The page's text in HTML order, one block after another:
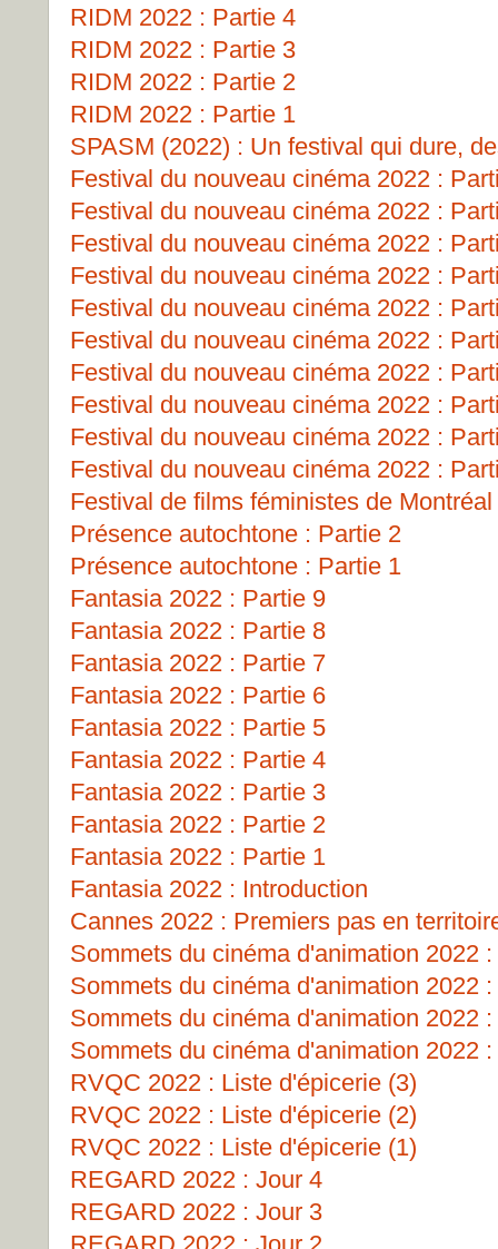
RIDM 2022 : Partie 4
RIDM 2022 : Partie 3
RIDM 2022 : Partie 2
RIDM 2022 : Partie 1
SPASM (2022) : Un festival qui dure,
Festival du nouveau cinéma 2022 :
Festival du nouveau cinéma 2022 :
Festival du nouveau cinéma 2022 :
Festival du nouveau cinéma 2022 :
Festival du nouveau cinéma 2022 :
Festival du nouveau cinéma 2022 :
Festival du nouveau cinéma 2022 :
Festival du nouveau cinéma 2022 :
Festival du nouveau cinéma 2022 :
Festival du nouveau cinéma 2022 :
Festival de films féministes de
Présence autochtone : Partie 2
Présence autochtone : Partie 1
Fantasia 2022 : Partie 9
Fantasia 2022 : Partie 8
Fantasia 2022 : Partie 7
Fantasia 2022 : Partie 6
Fantasia 2022 : Partie 5
Fantasia 2022 : Partie 4
Fantasia 2022 : Partie 3
Fantasia 2022 : Partie 2
Fantasia 2022 : Partie 1
Fantasia 2022 : Introduction
Cannes 2022 : Premiers pas en
Sommets du cinéma d'animation 2022
Sommets du cinéma d'animation 2022
Sommets du cinéma d'animation 2022
Sommets du cinéma d'animation 2022
RVQC 2022 : Liste d'épicerie (3)
RVQC 2022 : Liste d'épicerie (2)
RVQC 2022 : Liste d'épicerie (1)
REGARD 2022 : Jour 4
REGARD 2022 : Jour 3